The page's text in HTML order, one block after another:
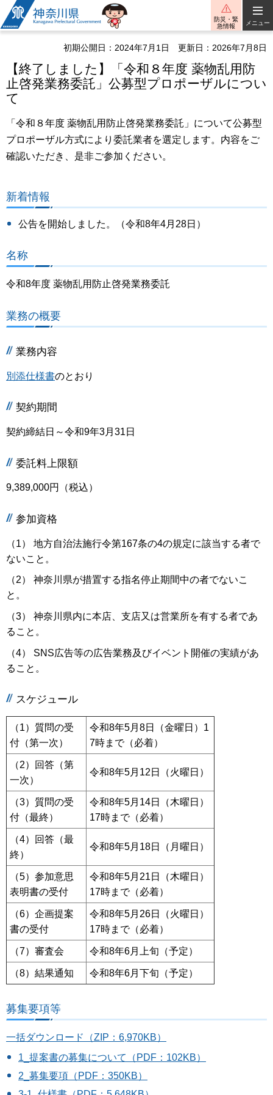
神奈川県
防災・緊
急情報
メニュー
初期公開日：2024年7月1日 更新日：2026年7月8日
【終了しました】「令和８年度 薬物乱用防
止啓発業務委託」公募型プロポーザルについ
て
「令和８年度 薬物乱用防止啓発業務委託」について公募型
プロポーザル方式により委託業者を選定します。内容をご
確認いただき、是非ご参加ください。
新着情報
公告を開始しました。（令和8年4月28日）
名称
令和8年度 薬物乱用防止啓発業務委託
業務の概要
業務内容
別添仕様書のとおり
契約期間
契約締結日～令和9年3月31日
委託料上限額
9,389,000円（税込）
参加資格
（1） 地方自治法施行令第167条の4の規定に該当する者で
ないこと。
（2） 神奈川県が措置する指名停止期間中の者でないこ
と。
（3） 神奈川県内に本店、支店又は営業所を有する者であ
ること。
（4） SNS広告等の広告業務及びイベント開催の実績があ
ること。
スケジュール
（1）質問の受
付（第一次）
令和8年5月8日（金曜日）1
7時まで（必着）
（2）回答（第
一次）
令和8年5月12日（火曜日）
（3）質問の受
付（最終）
令和8年5月14日（木曜日）
17時まで（必着）
（4）回答（最
終）
令和8年5月18日（月曜日）
（5）参加意思
表明書の受付
令和8年5月21日（木曜日）
17時まで（必着）
（6）企画提案
書の受付
令和8年5月26日（火曜日）
17時まで（必着）
（7）審査会 令和8年6月上旬（予定）
（8）結果通知 令和8年6月下旬（予定）
募集要項等
一括ダウンロード（ZIP：6,970KB）
1_提案書の募集について（PDF：102KB）
2_募集要項（PDF：350KB）